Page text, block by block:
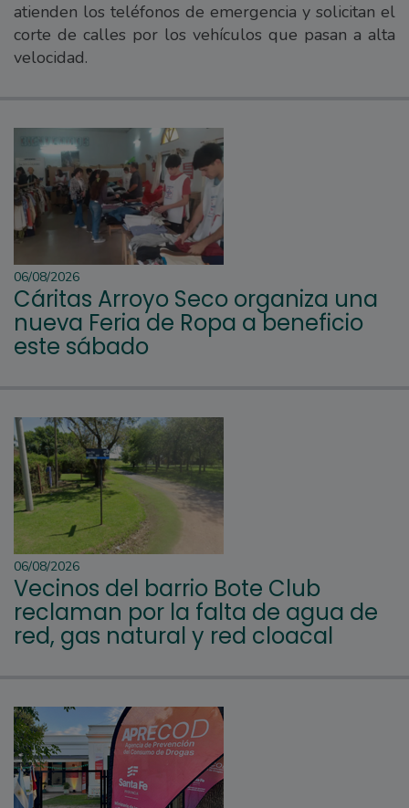
atienden los teléfonos de emergencia y solicitan el
corte de calles por los vehículos que pasan a alta
velocidad.
06/08/2026
Cáritas Arroyo Seco organiza una
nueva Feria de Ropa a beneficio
este sábado
06/08/2026
Vecinos del barrio Bote Club
reclaman por la falta de agua de
red, gas natural y red cloacal